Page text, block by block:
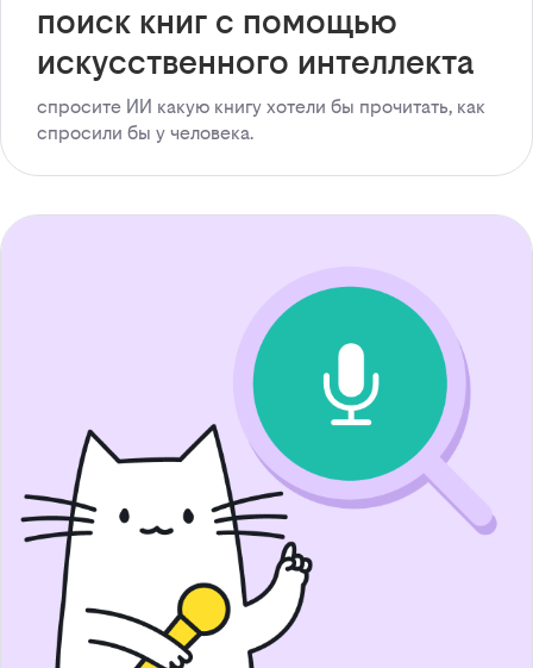
поиск книг с помощью
искусственного интеллекта
спросите ИИ какую книгу хотели бы прочитать, как
спросили бы у человека.